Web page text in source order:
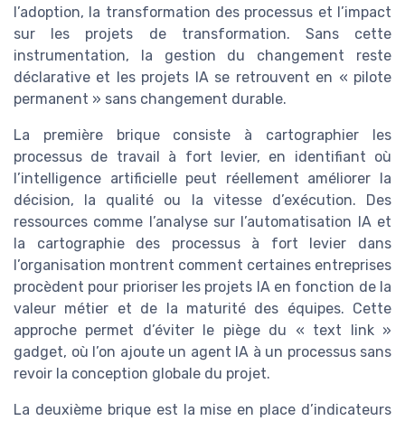
l’adoption, la transformation des processus et l’impact
sur les projets de transformation. Sans cette
instrumentation, la gestion du changement reste
déclarative et les projets IA se retrouvent en « pilote
permanent » sans changement durable.
La première brique consiste à cartographier les
processus de travail à fort levier, en identifiant où
l’intelligence artificielle peut réellement améliorer la
décision, la qualité ou la vitesse d’exécution. Des
ressources comme l’analyse sur l’automatisation IA et
la cartographie des processus à fort levier dans
l’organisation montrent comment certaines entreprises
procèdent pour prioriser les projets IA en fonction de la
valeur métier et de la maturité des équipes. Cette
approche permet d’éviter le piège du « text link »
gadget, où l’on ajoute un agent IA à un processus sans
revoir la conception globale du projet.
La deuxième brique est la mise en place d’indicateurs